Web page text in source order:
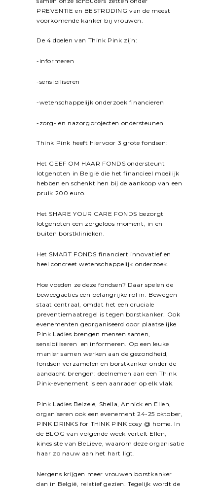
PREVENTIE en BESTRIJDING van de meest
voorkomende kanker bij vrouwen.
De 4 doelen van Think Pink zijn:
-informeren
-sensibiliseren
-wetenschappelijk onderzoek financieren
-zorg- en nazorgprojecten ondersteunen
Think Pink heeft hiervoor 3 grote fondsen:
Het GEEF OM HAAR FONDS ondersteunt
lotgenoten in België die het financieel moeilijk
hebben en schenkt hen bij de aankoop van een
pruik 200 euro.
Het SHARE YOUR CARE FONDS bezorgt
lotgenoten een zorgeloos moment, in en
buiten borstklinieken.
Het SMART FONDS financiert innovatief en
heel concreet wetenschappelijk onderzoek.
Hoe voeden ze deze fondsen? Daar spelen de
beweegacties een belangrijke rol in. Bewegen
staat centraal, omdat het een cruciale
preventiemaatregel is tegen borstkanker. Ook
evenementen georganiseerd door plaatselijke
Pink Ladies brengen mensen samen,
sensibiliseren en informeren. Op een leuke
manier samen werken aan de gezondheid,
fondsen verzamelen en borstkanker onder de
aandacht brengen: deelnemen aan een Think
Pink-evenement is een aanrader op elk vlak.
Pink Ladies Belzele, Sheila, Annick en Ellen,
organiseren ook een evenement 24-25 oktober,
PINK DRINKS for THINK PINK cosy @ home. In
de BLOG van volgende week vertelt Ellen,
kinesiste van BeLieve, waarom deze organisatie
haar zo nauw aan het hart ligt.
Nergens krijgen meer vrouwen borstkanker
dan in België, relatief gezien. Tegelijk wordt de